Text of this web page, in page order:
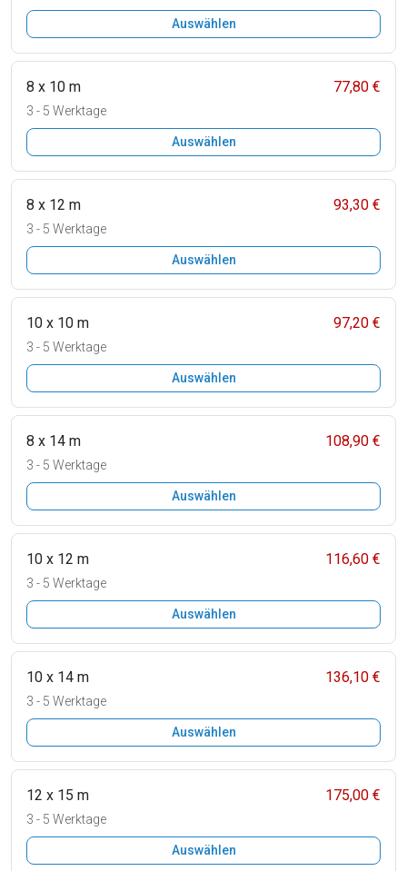
Auswählen
8 x 10 m 77,80 €
3 - 5 Werktage
Auswählen
8 x 12 m 93,30 €
3 - 5 Werktage
Auswählen
10 x 10 m 97,20 €
3 - 5 Werktage
Auswählen
8 x 14 m 108,90 €
3 - 5 Werktage
Auswählen
10 x 12 m 116,60 €
3 - 5 Werktage
Auswählen
10 x 14 m 136,10 €
3 - 5 Werktage
Auswählen
12 x 15 m 175,00 €
3 - 5 Werktage
Auswählen